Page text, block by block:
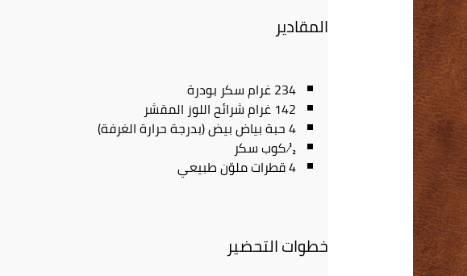
المقادير
234 غرام سكر بودرة
142 غرام شرائح اللوز المقشر
4 حبة بياض بيض (بدرجة حرارة الغرفة)
½ كوب سكر
4 قطرات ملوّن طبيعي
خطوات التحضير